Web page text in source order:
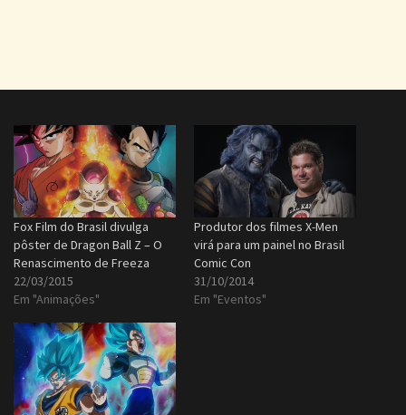
Fox Film do Brasil divulga
pôster de Dragon Ball Z – O
Renascimento de Freeza
22/03/2015
Em "Animações"
Produtor dos filmes X-Men
virá para um painel no Brasil
Comic Con
31/10/2014
Em "Eventos"